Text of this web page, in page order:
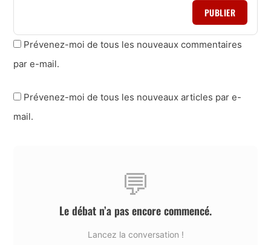
PUBLIER
Prévenez-moi de tous les nouveaux commentaires
par e-mail.
Prévenez-moi de tous les nouveaux articles par e-
mail.
💬
Le débat n’a pas encore commencé.
Lancez la conversation !